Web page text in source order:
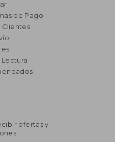
de Pago
Clientes
ofertas y